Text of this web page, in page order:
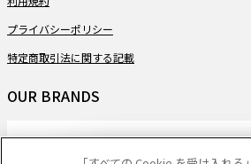
プライバシーポリシー
特定商取引法に関する記載
OUR BRANDS